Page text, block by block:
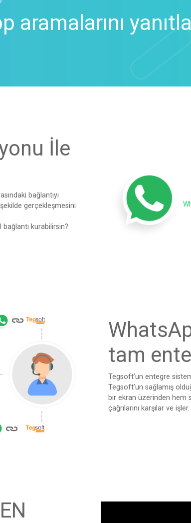
aramalarını
İle
bağlantıyı
şekilde gerçekleşmesini
bağlantı kurabilirsin?
tam
Tegsoft’un entegre
Tegsoft’un sağlamış
bir ekran üzerinden hem
çağrılarını karşılar ve işler.